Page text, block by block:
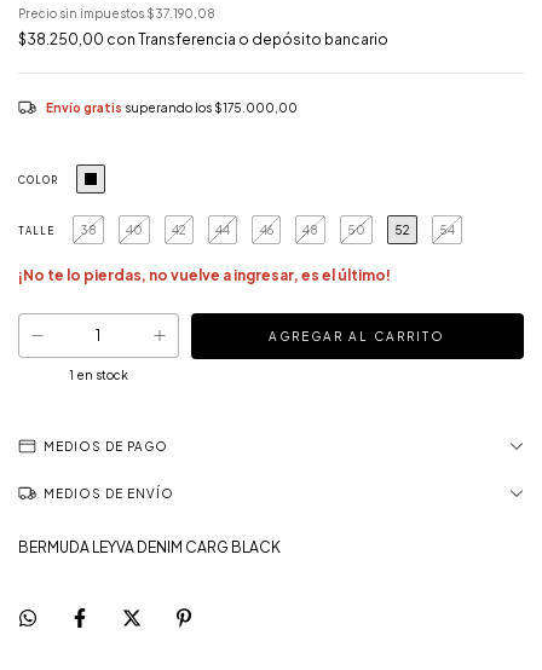
Precio sin impuestos $37.190,08
$38.250,00 con Transferencia o depósito bancario
Envío gratis superando los $175.000,00
COLOR
TALLE 38 40 42 44 46 48 50 52 54
¡No te lo pierdas, no vuelve a ingresar, es el último!
1 en stock
MEDIOS DE PAGO
MEDIOS DE ENVÍO
BERMUDA LEYVA DENIM CARG BLACK